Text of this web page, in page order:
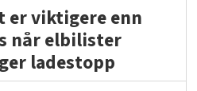
er viktigere enn
når elbilister
ladestopp